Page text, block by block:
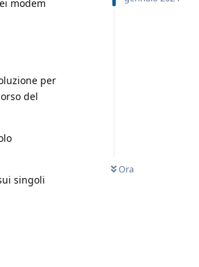
Ora
modem
per
del
singoli